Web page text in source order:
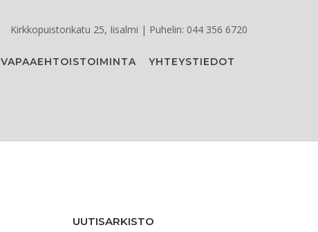
Kirkkopuistonkatu 25, Iisalmi | Puhelin: 044 356 6720
VAPAAEHTOISTOIMINTA YHTEYSTIEDOT
UUTISARKISTO